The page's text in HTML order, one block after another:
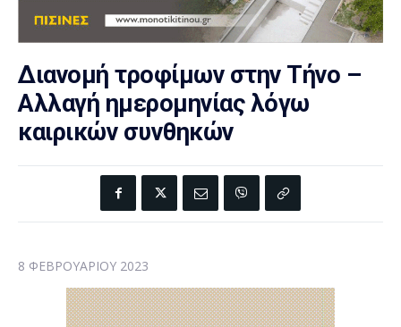
Διανομή τροφίμων στην Τήνο –
Αλλαγή ημερομηνίας λόγω
καιρικών συνθηκών
8 ΦΕΒΡΟΥΑΡΊΟΥ 2023